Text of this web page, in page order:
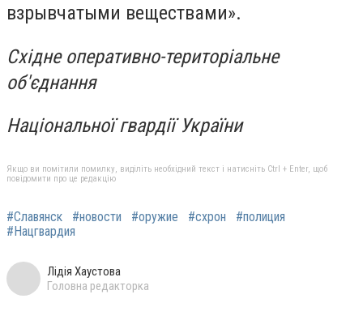
взрывчатыми веществами».
Східне оперативно-територіальне
об'єднання
Національної гвардії України
Якщо ви помітили помилку, виділіть необхідний текст і натисніть Ctrl + Enter, щоб
повідомити про це редакцію
#Славянск #новости #оружие #схрон
#полиция
#Нацгвардия
Лідія Хаустова
Головна редакторка